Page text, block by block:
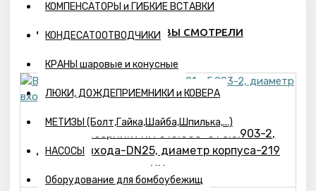
КОМПЕНСАТОРЫ и ГИБКИЕ ВСТАВКИ
КОНДЕСАТООТВОДЧИКИ
КРАНЫ шаровые и конусные
ЛЮКИ, ДОЖДЕПРИЕМНИКИ и КОВЕРА
МЕТИЗЫ (Болт,Гайка,Шайба,Шпилька,...)
НАСОСЫ
Оборудование для бомбоубежищ
ПОХОЖИЕ ТОВАРЫ ВЫ СМОТРЕЛИ
Воздухосборник А1И 010.000-01 с.5.903-2,
диаметр входа-DN25, диаметр корпуса-219
мм